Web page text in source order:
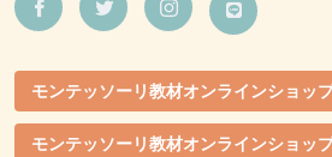
モンテッソーリ教材オンラインショッ
モンテッソーリ教材オンラインショッ